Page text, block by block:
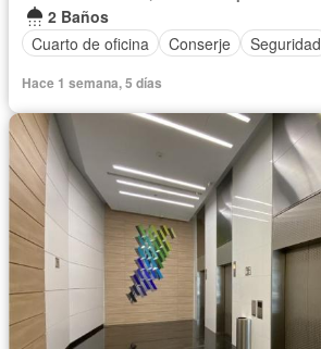
2 Baños
Cuarto de oficina
Conserje Seguridad
Hace 1 semana, 5 días